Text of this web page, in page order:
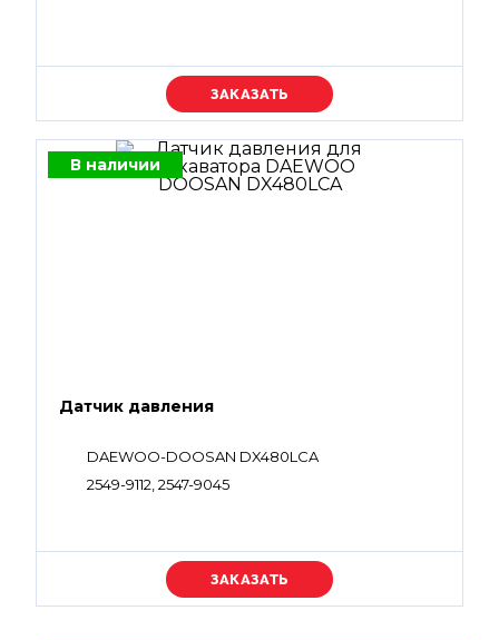
Уточняйте цену
В наличии
Датчик давления
DAEWOO-DOOSAN DX480LCA
2549-9112, 2547-9045
Уточняйте цену